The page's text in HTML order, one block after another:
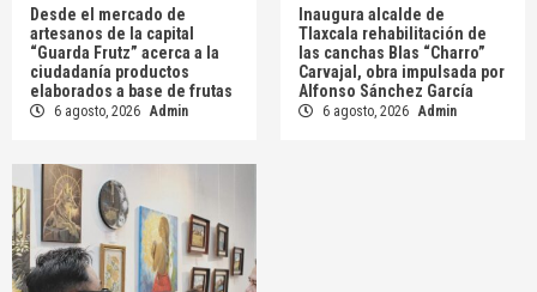
Desde el mercado de
artesanos de la capital
“Guarda Frutz” acerca a la
ciudadanía productos
elaborados a base de frutas
6 agosto, 2026 Admin
Inaugura alcalde de
Tlaxcala rehabilitación de
las canchas Blas “Charro”
Carvajal, obra impulsada por
Alfonso Sánchez García
6 agosto, 2026 Admin